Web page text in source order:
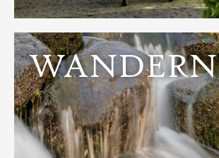
WANDERN
Entdecken